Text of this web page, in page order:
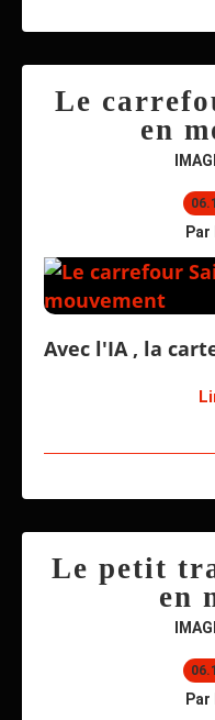
Le
en
Par
Avec l'IA , la
Le petit
en
Par